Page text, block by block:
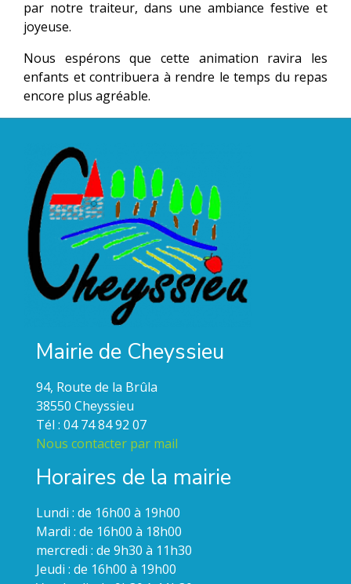
par notre traiteur, dans une ambiance festive et
joyeuse.
Nous espérons que cette animation ravira les
enfants et contribuera à rendre le temps du repas
encore plus agréable.
Mairie de Cheyssieu
94, Route de la Brûla
38550 Cheyssieu
Tél : 04 74 84 92 07
Nous contacter par mail
Horaires de la mairie
Lundi : de 16h00 à 19h00
Mardi : de 16h00 à 18h00
mercredi : de 9h30 à 11h30
Jeudi : de 16h00 à 19h00